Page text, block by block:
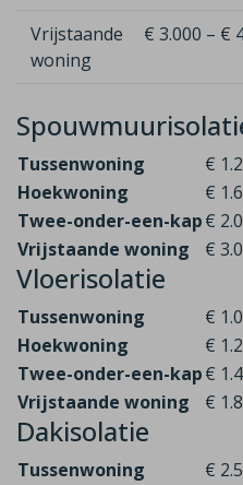
Vrijstaande
woning
€ 3.000 – €
Tussenwoning
€
Hoekwoning
€
Twee-onder-een-kap€
Vrijstaande woning
€
Vloerisolatie
Tussenwoning
€
Hoekwoning
€
Twee-onder-een-kap€
Vrijstaande woning
€
Dakisolatie
Tussenwoning
€